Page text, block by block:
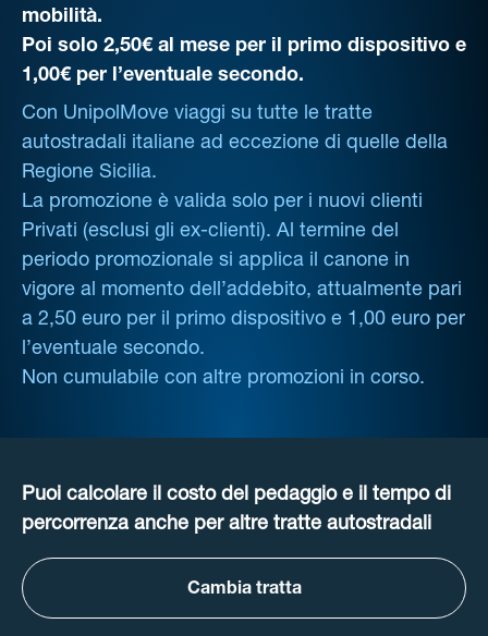
mobilità.
Poi solo 2,50€ al mese per il primo dispositivo e
1,00€ per l’eventuale secondo.
Con UnipolMove viaggi su tutte le tratte
autostradali italiane ad eccezione di quelle della
Regione Sicilia.
La promozione è valida solo per i nuovi clienti
Privati (esclusi gli ex-clienti). Al termine del
periodo promozionale si applica il canone in
vigore al momento dell’addebito, attualmente pari
a 2,50 euro per il primo dispositivo e 1,00 euro per
l’eventuale secondo.
Non cumulabile con altre promozioni in corso.
Puoi calcolare il costo del pedaggio e il tempo di
percorrenza anche per altre tratte autostradali
Cambia tratta